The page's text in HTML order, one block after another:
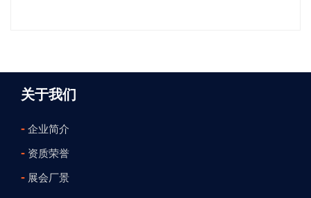
关于我们
- 企业简介
- 资质荣誉
- 展会厂景